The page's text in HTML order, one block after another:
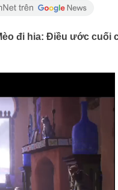
đi hia: Điều ước cuối